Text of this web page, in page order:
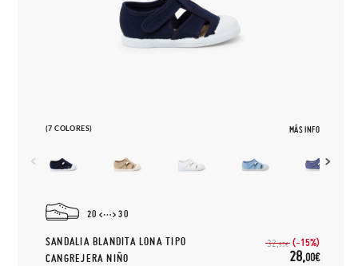
(7 COLORES) MÁS INFO
20 30
SANDALIA BLANDITA LONA TIPO
CANGREJERA NIÑO
32,95€ (-15%)
28,00€